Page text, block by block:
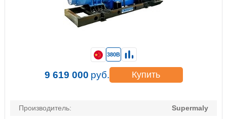
Производитель:
Supermaly
380В
9 619 000 руб. Купить